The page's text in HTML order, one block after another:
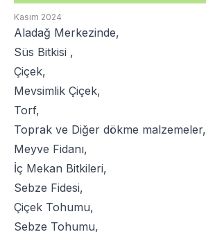
Kasım 2024
Aladağ Merkezinde,
Süs Bitkisi ,
Çiçek,
Mevsimlik Çiçek,
Torf,
Toprak ve Diğer dökme malzemeler,
Meyve Fidanı,
İç Mekan Bitkileri,
Sebze Fidesi,
Çiçek Tohumu,
Sebze Tohumu,